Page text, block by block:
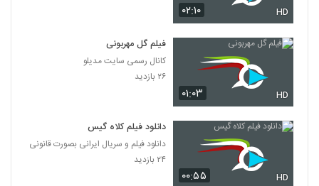
۰۲:۱۰ HD
۰۱:۰۳ HD
فیلم گل مهربونی
کانال رسمی سایت مدیلو
۲۶ بازدید
۰۰:۵۵ HD
دانلود فیلم کلاه گیس
دانلود فیلم و سریال ایرانی بصورت قانونی
۲۴ بازدید